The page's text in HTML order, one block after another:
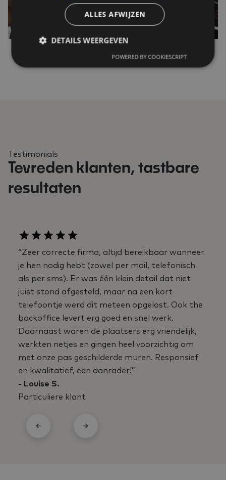
Testimonials
Tevreden klanten, tastbare
resultaten
“Zeer correcte firma, altijd bereikbaar wanneer
je hen nodig hebt (zowel per mail, telefonisch
als per sms). Er was één klein detail dat niet
juist stond afgesteld, maar na een kort
telefoontje werd dit meteen opgelost. Ook the
backoffice levert erg goed en snel werk.
Daarnaast waren de plaatsers erg vriendelijk,
werkten netjes en gingen heel voorzichtig om
met onze pas geschilderde muren. Responsief
en kwalitatief, een aanrader!”
- Louise S.
Particuliere klant
ALLES AFWIJZEN
DETAILS WEERGEVEN
POWERED BY COOKIESCRIPT